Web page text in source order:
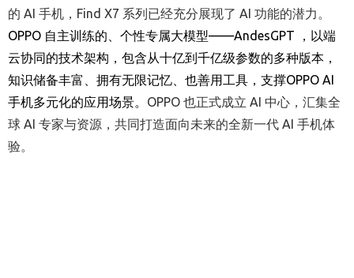
的 AI 手机，Find X7 系列已经充分展现了 AI 功能的潜力。
OPPO 自主训练的、个性专属大模型——AndesGPT ，以端
云协同的技术架构，包含从十亿到千亿级参数的多种版本，
知识储备丰富、拥有无限记忆、也善用工具，支撑OPPO AI
手机多元化的应用场景。 OPPO 也正式成立 AI 中心，汇集全
球 AI 专家与资源，共同打造面向未来的全新一代 AI 手机体
验。